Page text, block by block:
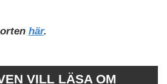
här.
VILL LÄSA OM